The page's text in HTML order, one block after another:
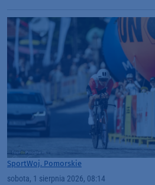
SportWoj. Pomorskie
sobota, 1 sierpnia 2026, 08:14